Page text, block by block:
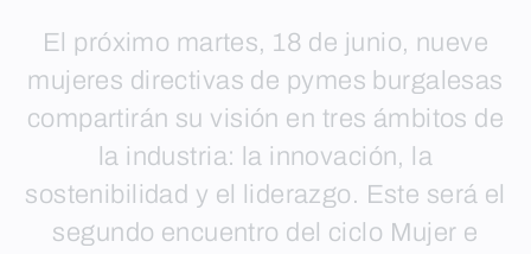
El próximo martes, 18 de junio, nueve
mujeres directivas de pymes burgalesas
compartirán su visión en tres ámbitos de
la industria: la innovación, la
sostenibilidad y el liderazgo. Este será el
segundo encuentro del ciclo Mujer e